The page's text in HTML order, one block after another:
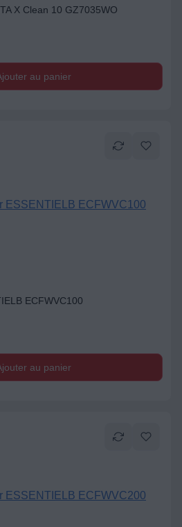
X Clean 10 GZ7035WO
au panier
ECFWVC100
au panier